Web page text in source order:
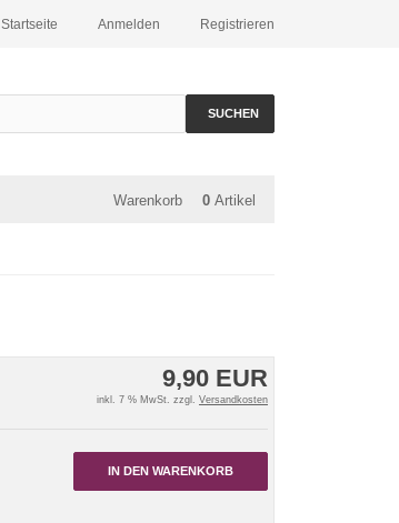
Registrieren
Anmelden
Startseite
SUCHEN
Warenkorb 0 Artikel
9,90 EUR
inkl. 7 % MwSt. zzgl. Versandkosten
IN DEN WARENKORB